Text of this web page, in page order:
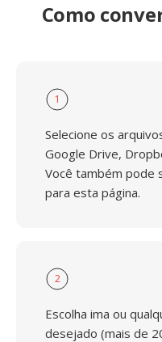
Como
1
Selecione os
Google Drive,
Você também pode
para esta página.
2
Escolha ima ou
desejado (mais de